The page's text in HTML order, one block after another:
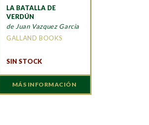
LA BATALLA DE
VERDÚN
de Juan Vazquez Garcia
GALLAND BOOKS
SIN STOCK
MÁS INFORMACIÓN